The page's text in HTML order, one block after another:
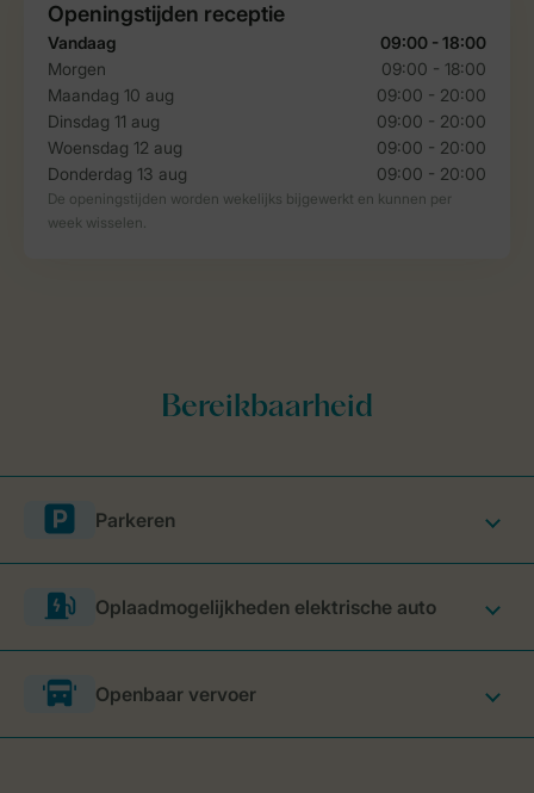
Parkeren
Oplaadmogelijkheden elektrische auto
Openbaar vervoer